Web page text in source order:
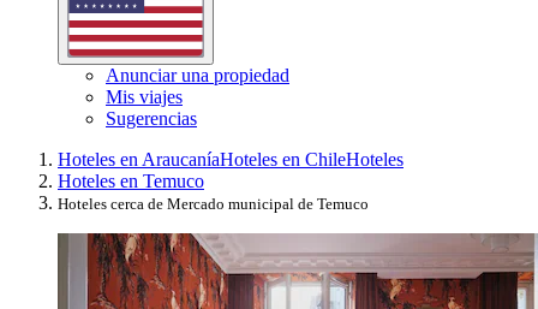
Anunciar una propiedad
Mis viajes
Sugerencias
Hoteles en AraucaníaHoteles en ChileHoteles
Hoteles en Temuco
Hoteles cerca de Mercado municipal de Temuco